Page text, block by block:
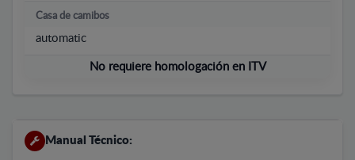
Casa de camibos
automatic
No requiere homologación en ITV
Manual Técnico: